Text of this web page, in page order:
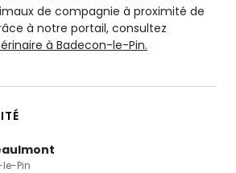
de compagnie à proximité de
à notre portail, consultez
à Badecon-le-Pin.
Pin